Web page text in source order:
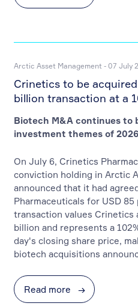
Arctic Asset Management - 07 July
Crinetics to be
billion transaction at a
Biotech M&A continues to
investment themes of 2026
On July 6, Crinetics
conviction holding in Arctic
announced that it had
Pharmaceuticals for USD 85
transaction values Crinetics
billion and represents a
day's closing share price,
biotech acquisitions
Read more →